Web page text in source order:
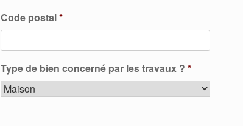
Code postal*
Type de bien concerné par les travaux ? *